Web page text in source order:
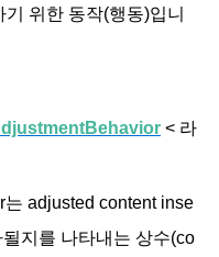
위한 동작(행동)입니
< 라
는 adjusted content inse
지를 나타내는 상수(co